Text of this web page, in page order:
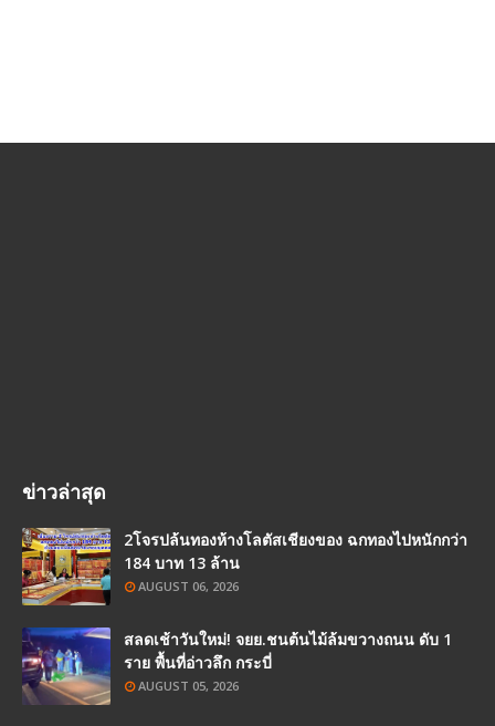
ข่าวล่าสุด
2โจรปล้นทองห้างโลตัสเชียงของ ฉกทองไปหนักกว่า
184 บาท 13 ล้าน
AUGUST 06, 2026
สลดเช้าวันใหม่! จยย.ชนต้นไม้ล้มขวางถนน ดับ 1
ราย พื้นที่อ่าวลึก กระบี่
AUGUST 05, 2026